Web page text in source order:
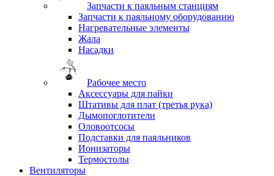
Запчасти к паяльным станциям
Запчасти к паяльному оборудованию
Нагревательные элементы
Жала
Насадки
Рабочее место
Аксессуары для пайки
Штативы для плат (третья рука)
Дымопоглотители
Оловоотсосы
Подставки для паяльников
Ионизаторы
Термостолы
Вентиляторы